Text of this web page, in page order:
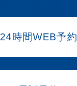
24時間WEB予約